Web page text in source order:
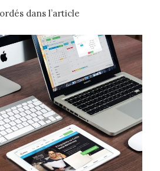
dans l’article